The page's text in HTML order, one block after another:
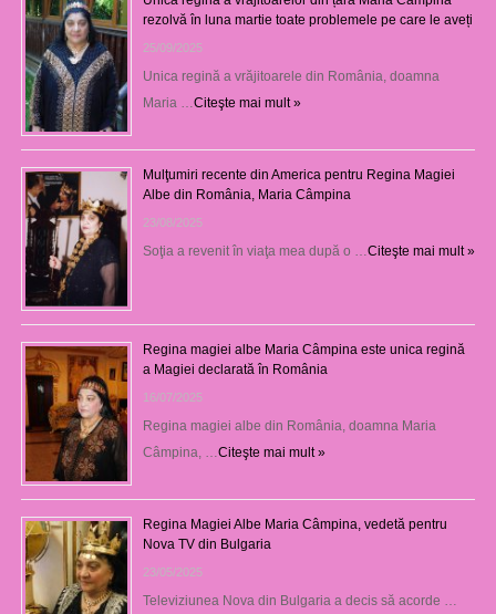
rezolvă în luna martie toate problemele pe care le aveți
25/09/2025
Unica regină a vrăjitoarele din România, doamna
Maria … Citeşte mai mult »
Mulţumiri recente din America pentru Regina Magiei
Albe din România, Maria Câmpina
23/08/2025
Soţia a revenit în viaţa mea după o … Citeşte mai mult »
Regina magiei albe Maria Câmpina este unica regină
a Magiei declarată în România
16/07/2025
Regina magiei albe din România, doamna Maria
Câmpina, … Citeşte mai mult »
Regina Magiei Albe Maria Câmpina, vedetă pentru
Nova TV din Bulgaria
23/05/2025
Televiziunea Nova din Bulgaria a decis să acorde …